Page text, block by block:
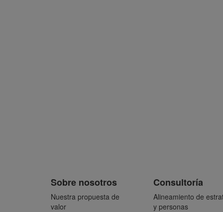
Sobre nosotros
Nuestra propuesta de
valor
Consultoría
Alineamiento de
y personas